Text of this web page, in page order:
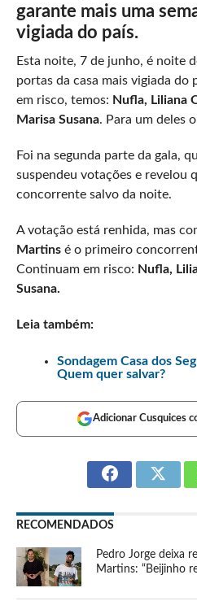
garante mais uma
vigiada do país.
Esta noite, 7 de junho, é noite
portas da casa mais vigiada do
em risco, temos: Nufla, Liliana
Marisa Susana. Para um deles
Foi na segunda parte da gala,
suspendeu votações e revelou
concorrente salvo da noite.
A votação está renhida, mas
Martinsé o primeiro
Continuam em risco: Nufla,
Susana.
Leia também:
Sondagem Casa dos
Quem quer salvar?
Adicionar Cusquices
RECOMENDADOS
Pedro Jorge deixa
Martins: “Beijinho